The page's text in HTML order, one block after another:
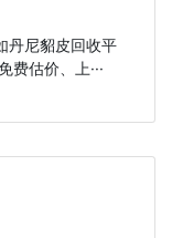
丹尼貂皮回收平
估价、上···